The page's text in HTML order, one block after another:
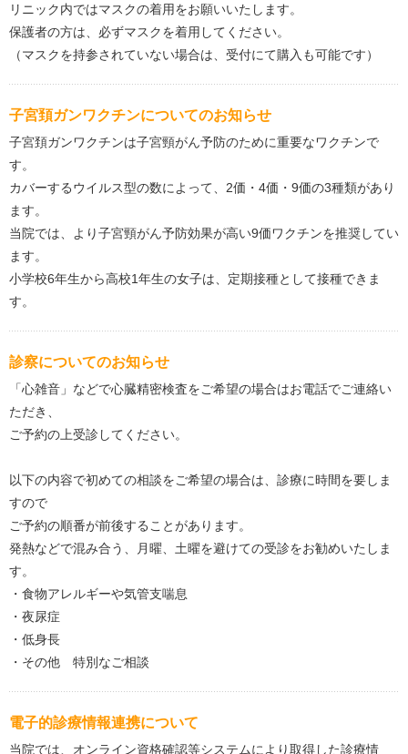
リニック内ではマスクの着用をお願いいたします。
保護者の方は、必ずマスクを着用してください。
（マスクを持参されていない場合は、受付にて購入も可能です）
子宮頚ガンワクチンについてのお知らせ
子宮頚ガンワクチンは子宮頸がん予防のために重要なワクチンで
す。
カバーするウイルス型の数によって、2価・4価・9価の3種類があり
ます。
当院では、より子宮頸がん予防効果が高い9価ワクチンを推奨してい
ます。
小学校6年生から高校1年生の女子は、定期接種として接種できま
す。
診察についてのお知らせ
「心雑音」などで心臓精密検査をご希望の場合はお電話でご連絡い
ただき、
ご予約の上受診してください。
以下の内容で初めての相談をご希望の場合は、診療に時間を要しま
すので
ご予約の順番が前後することがあります。
発熱などで混み合う、月曜、土曜を避けての受診をお勧めいたしま
す。
・食物アレルギーや気管支喘息
・夜尿症
・低身長
・その他 特別なご相談
電子的診療情報連携について
当院では、オンライン資格確認等システムにより取得した診療情